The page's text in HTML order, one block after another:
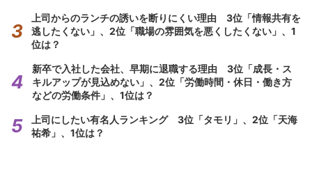
上司からのランチの誘いを断りにくい理由 3位「情報共有を
逃したくない」、2位「職場の雰囲気を悪くしたくない」、1
位は？
新卒で入社した会社、早期に退職する理由 3位「成長・ス
キルアップが見込めない」、2位「労働時間・休日・働き方
などの労働条件」、1位は？
上司にしたい有名人ランキング 3位「タモリ」、2位「天海
祐希」、1位は？